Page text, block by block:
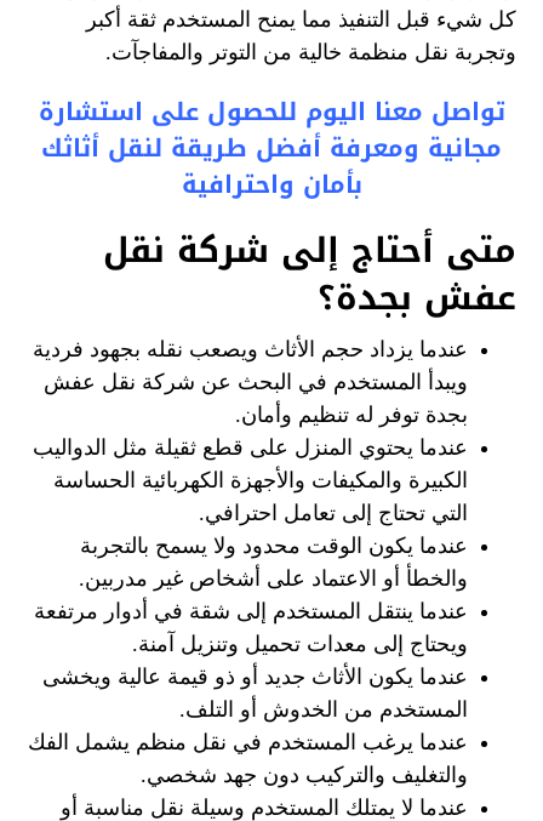
كل شيء قبل التنفيذ مما يمنح المستخدم ثقة أكبر
وتجربة نقل منظمة خالية من التوتر والمفاجآت.
تواصل معنا اليوم للحصول على استشارة
مجانية ومعرفة أفضل طريقة لنقل أثاثك
بأمان واحترافية
متى أحتاج إلى شركة نقل
عفش بجدة؟
عندما يزداد حجم الأثاث ويصعب نقله بجهود فردية
ويبدأ المستخدم في البحث عن شركة نقل عفش
بجدة توفر له تنظيم وأمان.
عندما يحتوي المنزل على قطع ثقيلة مثل الدواليب
الكبيرة والمكيفات والأجهزة الكهربائية الحساسة
التي تحتاج إلى تعامل احترافي.
عندما يكون الوقت محدود ولا يسمح بالتجربة
والخطأ أو الاعتماد على أشخاص غير مدربين.
عندما ينتقل المستخدم إلى شقة في أدوار مرتفعة
ويحتاج إلى معدات تحميل وتنزيل آمنة.
عندما يكون الأثاث جديد أو ذو قيمة عالية ويخشى
المستخدم من الخدوش أو التلف.
عندما يرغب المستخدم في نقل منظم يشمل الفك
والتغليف والتركيب دون جهد شخصي.
عندما لا يمتلك المستخدم وسيلة نقل مناسبة أو